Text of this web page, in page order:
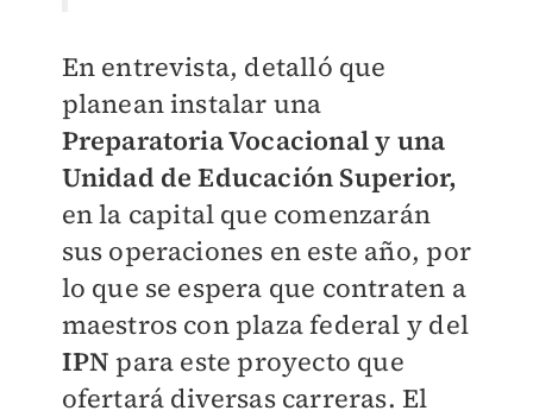
En entrevista, detalló que
planean instalar una
Preparatoria Vocacional y una
Unidad de Educación Superior,
en la capital que comenzarán
sus operaciones en este año, por
lo que se espera que contraten a
maestros con plaza federal y del
IPN para este proyecto que
ofertará diversas carreras. El